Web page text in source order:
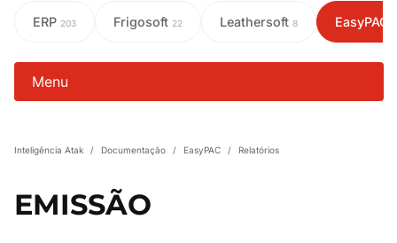
ERP 203 Frigosoft 22 Leathersoft 8 EasyPAC
Menu
Inteligência Atak / Documentação / EasyPAC / Relatórios
EMISSÃO